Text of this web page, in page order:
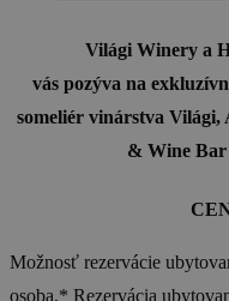
Világi Winery a
vás pozýva na
someliér vinárstva
& Wine Bar
Možnosť rezervácie
osoba.* Rezervácia